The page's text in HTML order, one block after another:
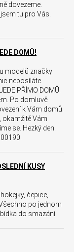
dovezeme.
tu pro Vás.
DOMŮ!
modelů značky
neposíláte.
PŘÍMO DOMŮ.
Po domluvě
k Vám domů.
okamžitě Vám
se. Hezký den.
KUSY
čepice,
po jednom
do smazání.